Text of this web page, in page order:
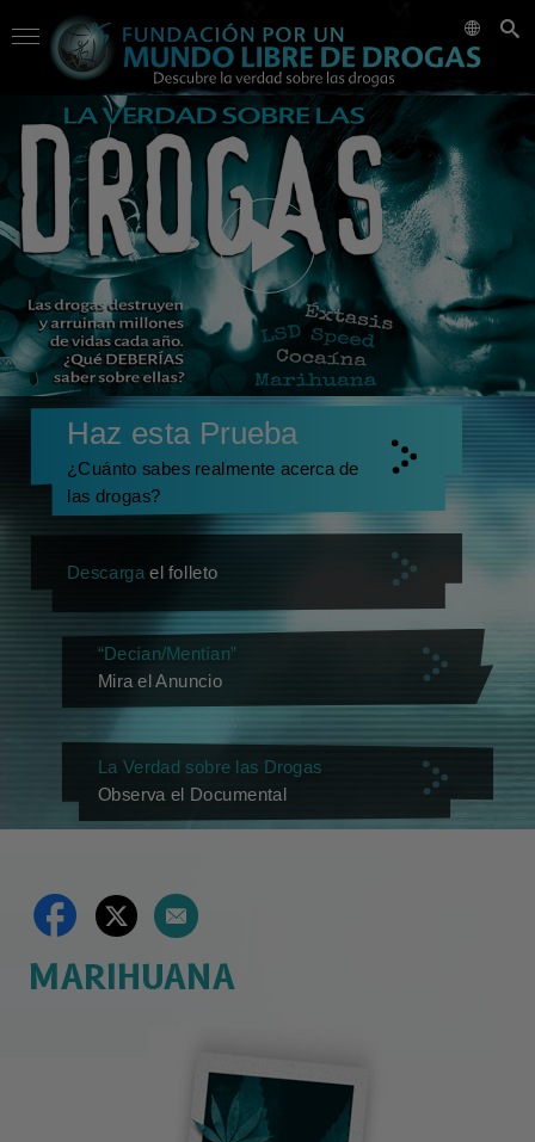
Haz esta Prueba
¿Cuánto sabes realmente acerca de
las drogas?
Descarga el folleto
“Decían/Mentían”
Mira el Anuncio
La Verdad sobre las Drogas
Observa el Documental
MARIHUANA